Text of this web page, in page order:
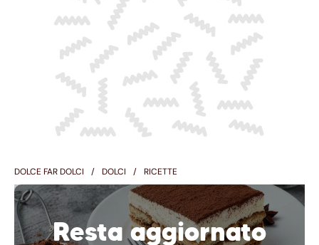
DOLCE FAR DOLCI DOLCI RICETTE
Resta aggiornato